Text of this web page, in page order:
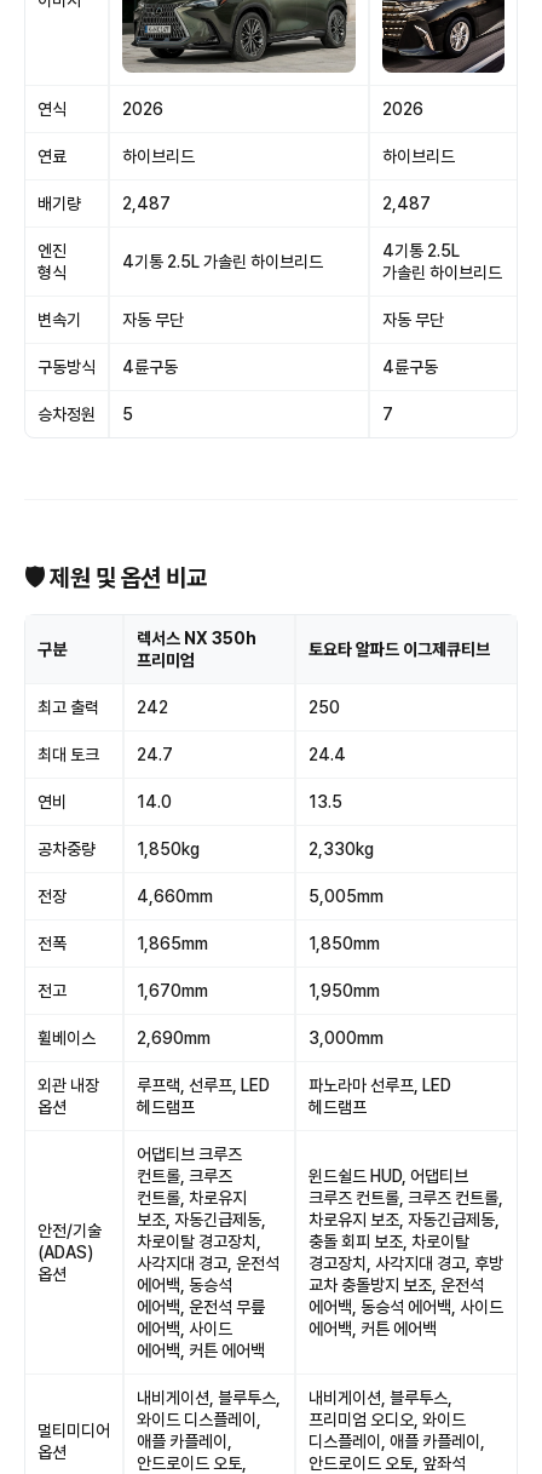
연식 2026 2026
연료 하이브리드 하이브리드
배기량 2,487 2,487
엔진
형식
4기통 2.5L 가솔린 하이브리드
4기통 2.5L
가솔린 하이브리드
변속기 자동 무단 자동 무단
구동방식 4륜구동 4륜구동
승차정원 5 7
🛡 제원 및 옵션 비교
구분
렉서스 NX 350h
프리미엄
토요타 알파드 이그제큐티브
최고 출력 242 250
최대 토크 24.7 24.4
연비 14.0 13.5
공차중량 1,850kg 2,330kg
전장 4,660mm 5,005mm
전폭 1,865mm 1,850mm
전고 1,670mm 1,950mm
휠베이스 2,690mm 3,000mm
외관 내장
옵션
루프랙, 선루프, LED
헤드램프
파노라마 선루프, LED
헤드램프
안전/기술
(ADAS)
옵션
어댑티브 크루즈
컨트롤, 크루즈
컨트롤, 차로유지
보조, 자동긴급제동,
차로이탈 경고장치,
사각지대 경고, 운전석
에어백, 동승석
에어백, 운전석 무릎
에어백, 사이드
에어백, 커튼 에어백
윈드쉴드 HUD, 어댑티브
크루즈 컨트롤, 크루즈 컨트롤,
차로유지 보조, 자동긴급제동,
충돌 회피 보조, 차로이탈
경고장치, 사각지대 경고, 후방
교차 충돌방지 보조, 운전석
에어백, 동승석 에어백, 사이드
에어백, 커튼 에어백
멀티미디어
옵션
내비게이션, 블루투스,
와이드 디스플레이,
애플 카플레이,
안드로이드 오토,
내비게이션, 블루투스,
프리미엄 오디오, 와이드
디스플레이, 애플 카플레이,
안드로이드 오토, 앞좌석